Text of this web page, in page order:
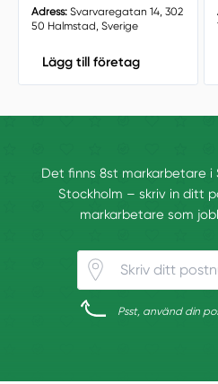
Adress:Svarvaregatan 14, 302
50 Halmstad, Sverige
Lägg till företag
Det finns 8st markarbetare i
Stockholm – skriv in ditt
markarbetare som
Psst, använd din